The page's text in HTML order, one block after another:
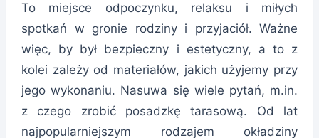
To miejsce odpoczynku, relaksu i miłych
spotkań w gronie rodziny i przyjaciół. Ważne
więc, by był bezpieczny i estetyczny, a to z
kolei zależy od materiałów, jakich użyjemy przy
jego wykonaniu. Nasuwa się wiele pytań, m.in.
z czego zrobić posadzkę tarasową. Od lat
najpopularniejszym rodzajem okładziny